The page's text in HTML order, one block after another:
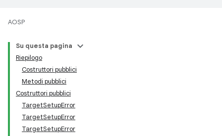
AOSP
Su questa pagina
Riepilogo
Costruttori pubblici
Metodi pubblici
Costruttori pubblici
TargetSetupError
TargetSetupError
TargetSetupError